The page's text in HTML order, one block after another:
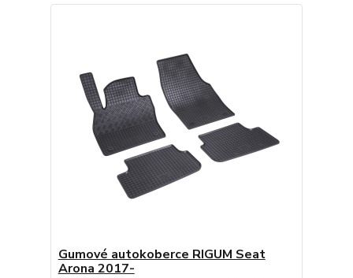
Gumové autokoberce RIGUM Seat
Arona 2017-